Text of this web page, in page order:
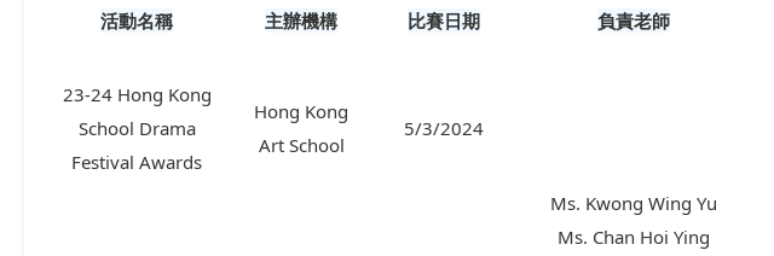
活動名稱 主辦機構 比賽日期 負責老師
23-24 Hong Kong
School Drama
Festival Awards
Hong Kong
Art School
5/3/2024
Ms. Kwong Wing Yu
Ms. Chan Hoi Ying